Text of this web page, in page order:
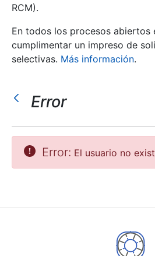
Mostrar/Ocultar
Mostrar/Ocultar
Mostrar/Ocultar
RCM).
En todos los procesos abiertos
cumplimentar un impreso de
selectivas. Más información.
Error
Error: El usuario no